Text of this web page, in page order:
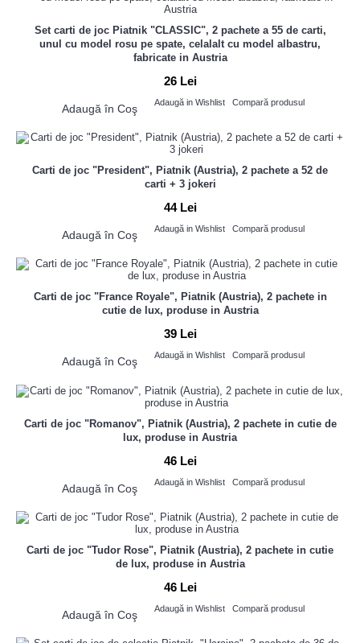
Set carti de joc Piatnik "CLASSIC", 2 pachete a 55 de carti,
unul cu model rosu pe spate, celalalt cu model albastru,
fabricate in Austria
26 Lei
Adaugă în Coş Adaugă in Wishlist Compară produsul
Carti de joc "President", Piatnik (Austria), 2 pachete a 52 de
carti + 3 jokeri
44 Lei
Adaugă în Coş Adaugă in Wishlist Compară produsul
Carti de joc "France Royale", Piatnik (Austria), 2 pachete in
cutie de lux, produse in Austria
39 Lei
Adaugă în Coş Adaugă in Wishlist Compară produsul
Carti de joc "Romanov", Piatnik (Austria), 2 pachete in cutie de
lux, produse in Austria
46 Lei
Adaugă în Coş Adaugă in Wishlist Compară produsul
Carti de joc "Tudor Rose", Piatnik (Austria), 2 pachete in cutie
de lux, produse in Austria
46 Lei
Adaugă în Coş Adaugă in Wishlist Compară produsul